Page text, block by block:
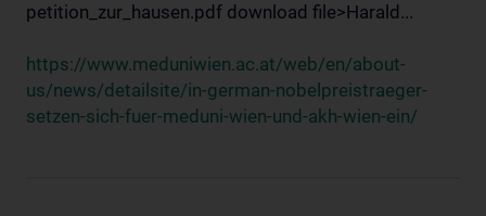
petition_zur_hausen.pdf download file>Harald...
https://www.meduniwien.ac.at/web/en/about-
us/news/detailsite/in-german-nobelpreistraeger-
setzen-sich-fuer-meduni-wien-und-akh-wien-ein/